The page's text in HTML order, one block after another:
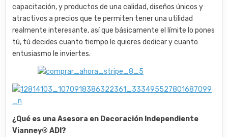
capacitación, y productos de una calidad, diseños únicos y
atractivos a precios que te permiten tener una utilidad
realmente interesante, así que básicamente el límite lo pones
tú, tú decides cuanto tiempo le quieres dedicar y cuanto
entusiasmo le inviertes.
¿Qué es una Asesora en Decoración Independiente
Vianney® ADI?